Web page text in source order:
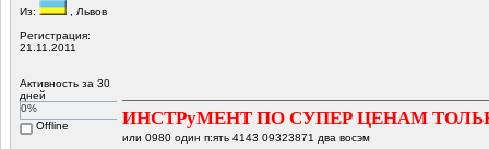
Из:
, Львов
Регистрация:
21.11.2011
Активность за 30
дней
0%
Offline
ИНСТРуМЕНТ ПО СУПЕР ЦЕНАМ
или 0980 один п:ять 4143 09323871 два восэм